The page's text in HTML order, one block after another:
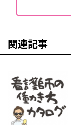
関連記事